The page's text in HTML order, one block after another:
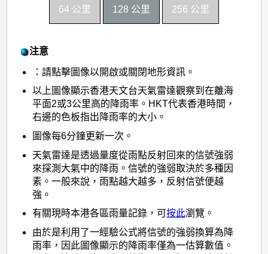
64 公里 128 公里 256 公里
注意
：請點擊圖像以開啟或關閉地形資訊。
以上圖像顯示香港天文台天氣雷達觀察到在離海
平面2或3公里高的降雨率。HKT代表香港時間，
右邊的色板指出降雨率的大小。
圖像每6分鐘更新一次。
天氣雷達是透過量度從雨點反射回來的信號強弱
來探測大氣中的降雨。信號的強弱取決於多種因
素。一般來說，雨點越大越多，反射信號便越
強。
有關現時本港各區雨量記錄，可按此瀏覽。
由於是利用了一經驗公式將信號的強弱換算為降
雨率，因此圖像顯示的降雨率僅為一估算數值。